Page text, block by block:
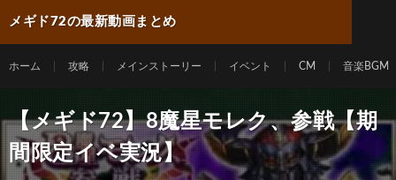
メギド72の最新動画まとめ
ホーム 攻略 メインストーリー イベント CM 音楽BGM
【メギド72】8魔星モレク、参戦【期
間限定イベ実況】